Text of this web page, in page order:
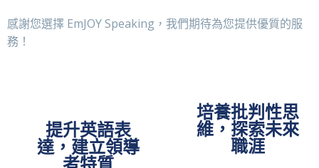
感謝您選擇 EmJOY Speaking，我們期待為您提供優質的服
務！
提升英語表
達，建立領導
培養批判性思
維，探索未來
職涯